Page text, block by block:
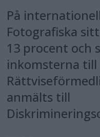
På
Fotografiska
13 procent och
inkomsterna till
anmälts till